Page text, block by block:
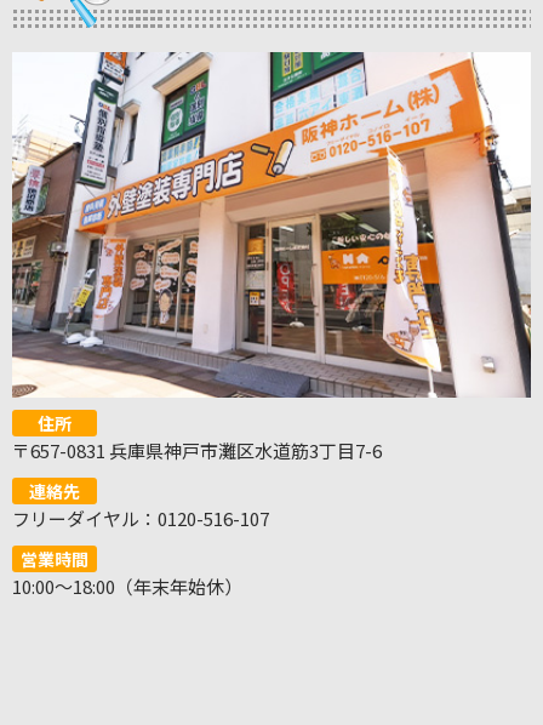
住所
〒657-0831 兵庫県神戸市灘区水道筋3丁目7-6
連絡先
フリーダイヤル：0120-516-107
営業時間
10:00～18:00（年末年始休）